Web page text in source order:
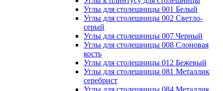
Углы для столешницы 001 Белый
Углы для столешницы 002 Светло-
серый
Углы для столешницы 007 Черный
Углы для столешницы 008 Слоновая
кость
Углы для столешницы 012 Бежевый
Углы для столешницы 081 Металлик
серебрист
Углы для столешницы 084 Металлик